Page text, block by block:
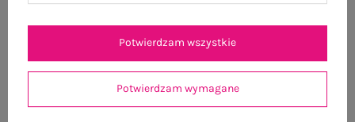
(1)
Potwierdzam wymagane
Potwierdzam wszystkie